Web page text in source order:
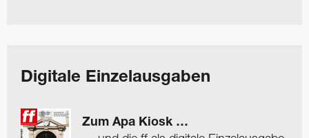
Digitale Einzelausgaben
Zum Apa Kiosk …